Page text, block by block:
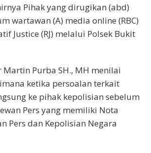
Pihak yang dirugikan (abd)
wartawan (A) media online (RBC)
Justice (RJ) melalui Polsek Bukit
Purba SH., MH menilai
ketika persoalan terkait
ke pihak kepolisian sebelum
Pers yang memiliki Nota
Pers dan Kepolisian Negara